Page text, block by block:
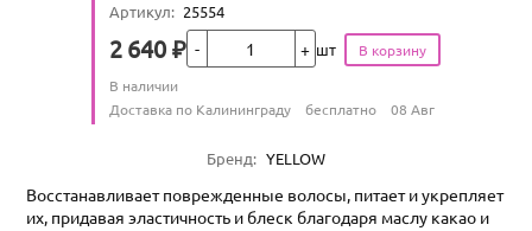
Артикул: 25554
Цена
2 640 ₽Кол-во шт
Количество
В наличии
Условия доставки
Доставка по Калининграду бесплатно 08 Авг
Характеристики
Бренд: YELLOW
Восстанавливает поврежденные волосы, питает и укрепляет
их, придавая эластичность и блеск благодаря маслу какао и